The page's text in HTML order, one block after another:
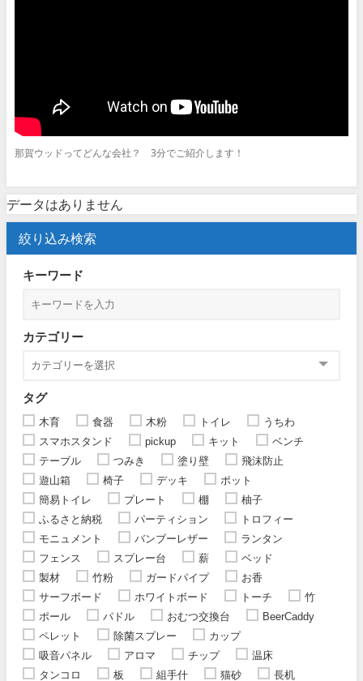
那賀ウッドってどんな会社？ 3分でご紹介します！
データはありません
絞り込み検索
キーワード
カテゴリー
タグ
木育 食器 木粉 トイレ
うちわ
スマホスタンド
pickup キット
ベンチ
テーブル
つみき 塗り壁
飛沫防止
遊山箱
椅子 デッキ
ポット
簡易トイレ
プレート 棚
柚子
ふるさと納税
パーティション
トロフィー
モニュメント
バンブーレザー
ランタン
フェンス
スプレー台 薪
ベッド
製材
竹粉 ガードパイプ
お香
サーフボード
ホワイトボード トーチ
竹
ポール
パドル おむつ交換台
BeerCaddy
ペレット
除菌スプレー
カップ
吸音パネル
アロマ チップ
温床
タンコロ
板 組手什 猫砂
長机